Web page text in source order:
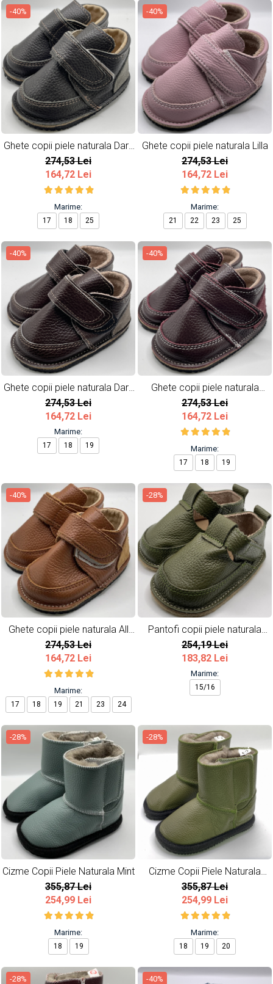
-40%
Ghete copii piele naturala Dark
Grey
274,53 Lei
164,72 Lei
Marime:
17 18 25
-40%
Ghete copii piele naturala Lilla
274,53 Lei
164,72 Lei
Marime:
21 22 23 25
-40%
Ghete copii piele naturala Dark
Brown
274,53 Lei
164,72 Lei
Marime:
17 18 19
-40%
Ghete copii piele naturala
Burgundy
274,53 Lei
164,72 Lei
Marime:
17 18 19
-40%
Ghete copii piele naturala All
Brown
274,53 Lei
164,72 Lei
Marime:
17 18 19 21 23 24
-28%
Pantofi copii piele naturala
Army
254,19 Lei
183,82 Lei
Marime:
15/16
-28%
Cizme Copii Piele Naturala Mint
355,87 Lei
254,99 Lei
Marime:
18 19
-28%
Cizme Copii Piele Naturala
Army
355,87 Lei
254,99 Lei
Marime:
18 19 20
-28% -40%